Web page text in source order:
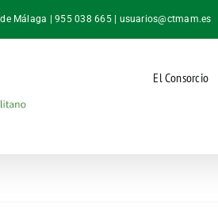
Málaga | 955 038 665 | usuarios@ctmam.es
El Consorcio